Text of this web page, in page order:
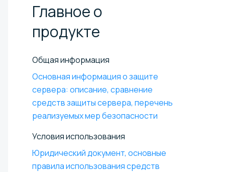
Главное о
продукте
Общая информация
Основная информация о защите
сервера: описание, сравнение
средств защиты сервера, перечень
реализуемых мер безопасности
Условия использования
Юридический документ, основные
правила использования средств